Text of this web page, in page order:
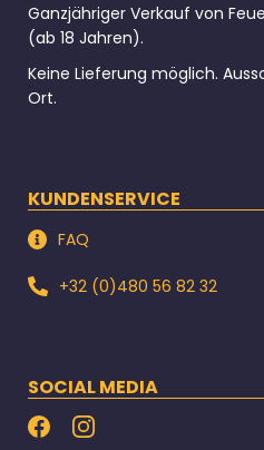
Ganzjähriger Verkauf von
(ab 18 Jahren).
Keine Lieferung möglich.
Ort.
KUNDENSERVICE
FAQ
+32 (0)480 56 82 32
SOCIAL MEDIA